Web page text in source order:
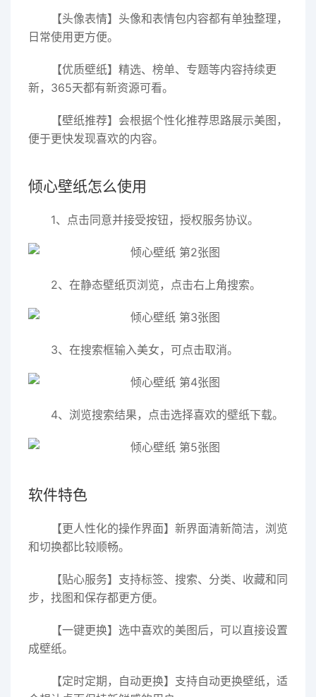
【头像表情】头像和表情包内容都有单独整理，
日常使用更方便。
【优质壁纸】精选、榜单、专题等内容持续更
新，365天都有新资源可看。
【壁纸推荐】会根据个性化推荐思路展示美图，
便于更快发现喜欢的内容。
倾心壁纸怎么使用
1、点击同意并接受按钮，授权服务协议。
2、在静态壁纸页浏览，点击右上角搜索。
3、在搜索框输入美女，可点击取消。
4、浏览搜索结果，点击选择喜欢的壁纸下载。
软件特色
【更人性化的操作界面】新界面清新简洁，浏览
和切换都比较顺畅。
【贴心服务】支持标签、搜索、分类、收藏和同
步，找图和保存都更方便。
【一键更换】选中喜欢的美图后，可以直接设置
成壁纸。
【定时定期，自动更换】支持自动更换壁纸，适